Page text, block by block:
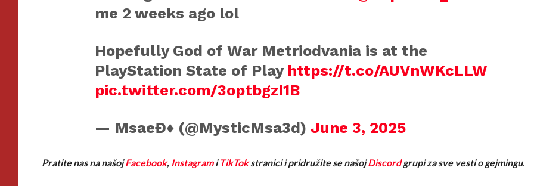
me 2 weeks ago lol
Hopefully God of War Metriodvania is at the
PlayStation State of Play https://t.co/AUVnWKcLLW
pic.twitter.com/3optbgzI1B
— MsaeĐ♦️ (@MysticMsa3d) June 3, 2025
Pratite nas na našojFacebook, InstagramiTikTokstranici i pridružite se našojDiscordgrupi za sve vesti o gejmingu.